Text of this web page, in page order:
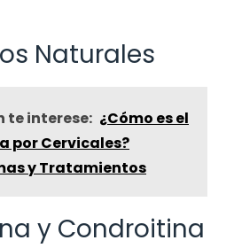
Naturales
te interese: ¿Cómo es el
por Cervicales?
y Tratamientos
y Condroitina